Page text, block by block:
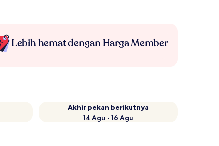
Lebih hemat dengan Harga Member
Akhir pekan berikutnya
14 Agu - 16 Agu